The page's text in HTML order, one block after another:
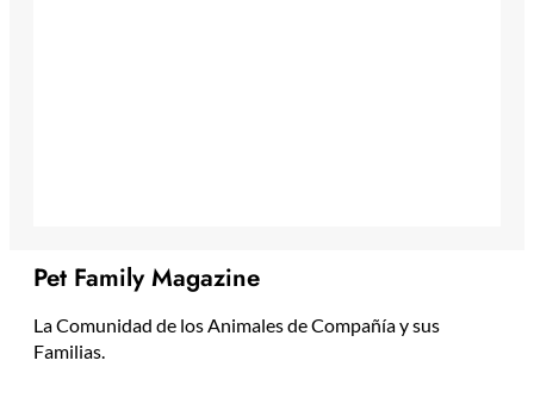
Pet Family Magazine
La Comunidad de los Animales de Compañía y sus
Familias.